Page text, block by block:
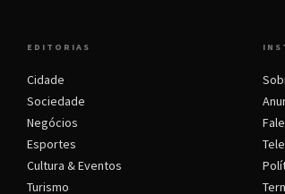
EDITORIAS
Cidade
Sociedade
Negócios
Esportes
Cultura & Eventos
Turismo